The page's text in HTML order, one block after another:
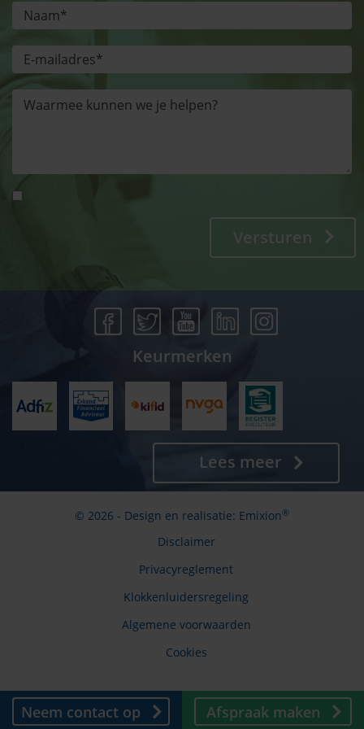
Versturen
Keurmerken
Lees meer
© 2026 - Design en realisatie: Emixion®
Disclaimer
Privacyreglement
Klokkenluidersregeling
Algemene voorwaarden
Cookies
Neem contact op Afspraak maken